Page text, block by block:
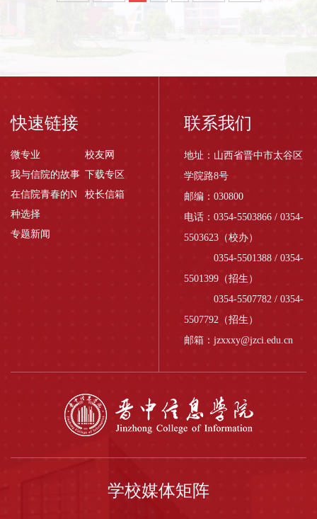
快速链接
微专业
校友网
我与信院的故事 下载专区
在信院青春的N
种选择
校长信箱
专题新闻
联系我们
地址：山西省晋中市太谷区
学院路8号
邮编：030800
电话：0354-5503866 / 0354-
5503623（校办）
0354-5501388 / 0354-
5501399（招生）
0354-5507782 / 0354-
5507792（招生）
邮箱：jzxxxy@jzci.edu.cn
学校媒体矩阵